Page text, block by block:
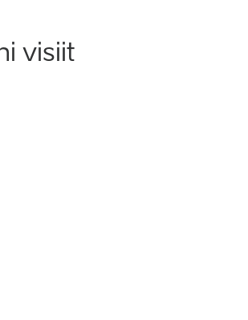
visiit